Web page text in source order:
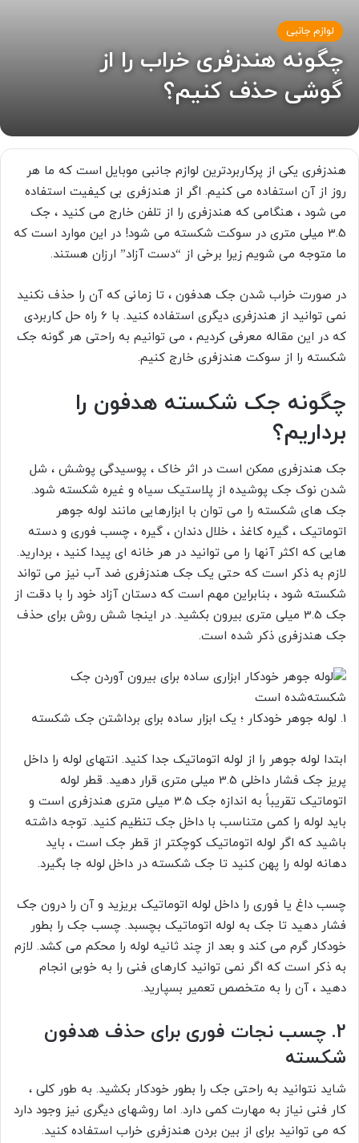
لوازم جانبی
چگونه هندزفری خراب را از
گوشی حذف کنیم؟
هندزفری یکی از پرکاربردترین لوازم جانبی موبایل است که ما هر
روز از آن استفاده می کنیم. اگر از هندزفری بی کیفیت استفاده
می شود ، هنگامی که هندزفری را از تلفن خارج می کنید ، جک
3.5 میلی متری در سوکت شکسته می شود! در این موارد است که
ما متوجه می شویم زیرا برخی از “دست آزاد” ارزان هستند.
در صورت خراب شدن جک هدفون ، تا زمانی که آن را حذف نکنید
نمی توانید از هندزفری دیگری استفاده کنید.
با 6 راه حل کاربردی
که در این مقاله معرفی کردیم ، می توانیم به راحتی هر گونه جک
شکسته را از سوکت هندزفری خارج کنیم.
چگونه جک شکسته هدفون را
برداریم؟
جک هندزفری ممکن است در اثر خاک ، پوسیدگی پوشش ، شل
شدن نوک جک پوشیده از پلاستیک سیاه و غیره شکسته شود.
جک های شکسته را می توان با ابزارهایی مانند لوله جوهر
اتوماتیک ، گیره کاغذ ، خلال دندان ، گیره ، چسب فوری و دسته
هایی که اکثر آنها را می توانید در هر خانه ای پیدا کنید ، بردارید.
لازم به ذکر است که حتی یک جک هندزفری ضد آب نیز می تواند
شکسته شود ، بنابراین مهم است که دستان آزاد خود را با دقت از
جک 3.5 میلی متری بیرون بکشید. در اینجا شش روش برای حذف
جک هندزفری ذکر شده است.
1. لوله جوهر خودکار ؛ یک ابزار ساده برای برداشتن جک شکسته
ابتدا لوله جوهر را از لوله اتوماتیک جدا کنید. انتهای لوله را داخل
پریز جک فشار داخلی 3.5 میلی متری قرار دهید. قطر لوله
اتوماتیک تقریباً به اندازه جک 3.5 میلی متری هندزفری است و
باید لوله را کمی متناسب با داخل جک تنظیم کنید. توجه داشته
باشید که اگر لوله اتوماتیک کوچکتر از قطر جک است ، باید
دهانه لوله را پهن کنید تا جک شکسته در داخل لوله جا بگیرد.
چسب داغ یا فوری را داخل لوله اتوماتیک بریزید و آن را درون جک
فشار دهید تا جک به لوله اتوماتیک بچسبد. چسب جک را بطور
خودکار گرم می کند و بعد از چند ثانیه لوله را محکم می کشد. لازم
به ذکر است که اگر نمی توانید کارهای فنی را به خوبی انجام
دهید ، آن را به متخصص تعمیر بسپارید.
2. چسب نجات فوری برای حذف هدفون
شکسته
شاید نتوانید به راحتی جک را بطور خودکار بکشید. به طور کلی ،
کار فنی نیاز به مهارت کمی دارد. اما روشهای دیگری نیز وجود دارد
که می توانید برای از بین بردن هندزفری خراب استفاده کنید.